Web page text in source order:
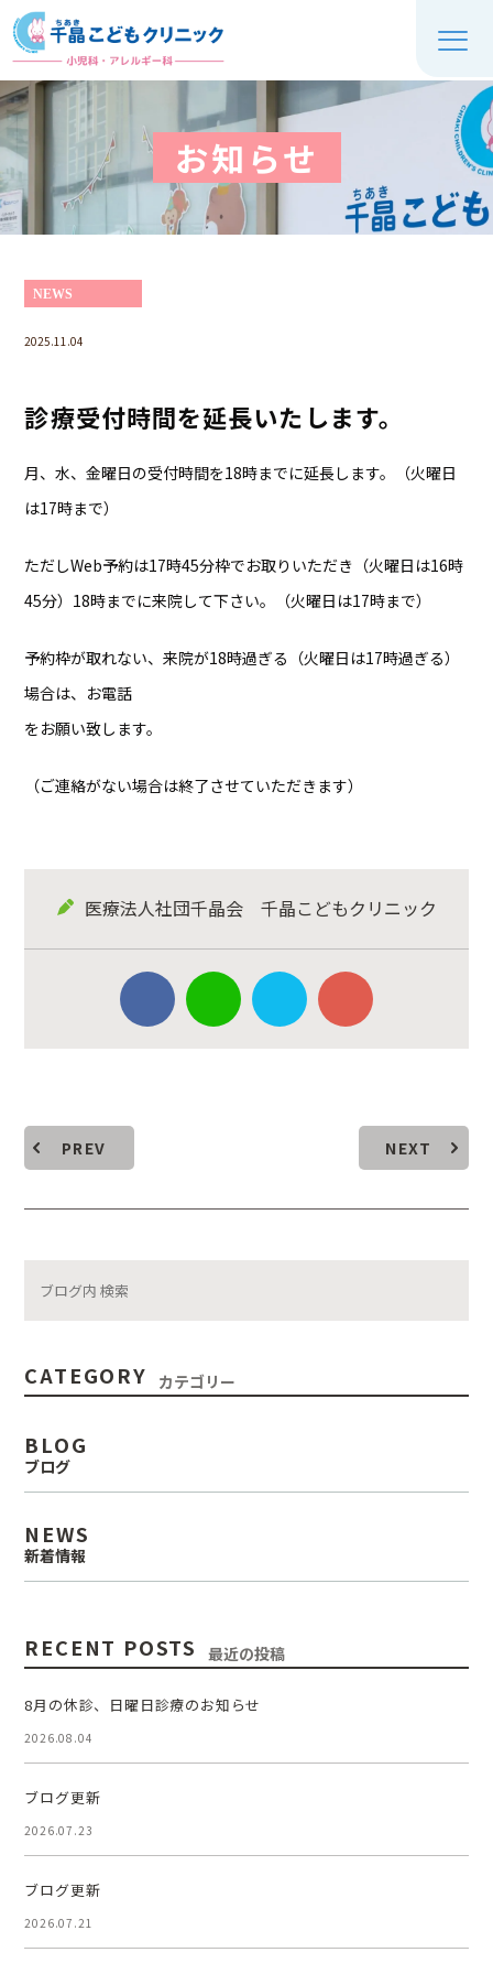
お知らせ
NEWS
2025.11.04
診療受付時間を延長いたします。
月、水、金曜日の受付時間を18時までに延長します。（火曜日
は17時まで）
ただしWeb予約は17時45分枠でお取りいただき（火曜日は16時
45分）18時までに来院して下さい。（火曜日は17時まで）
予約枠が取れない、来院が18時過ぎる（火曜日は17時過ぎる）
場合は、お電話
をお願い致します。
（ご連絡がない場合は終了させていただきます）
医療法人社団千晶会 千晶こどもクリニック
PREV NEXT
CATEGORY カテゴリー
BLOG
ブログ
NEWS
新着情報
RECENT POSTS 最近の投稿
8月の休診、日曜日診療のお知らせ
2026.08.04
ブログ更新
2026.07.23
ブログ更新
2026.07.21